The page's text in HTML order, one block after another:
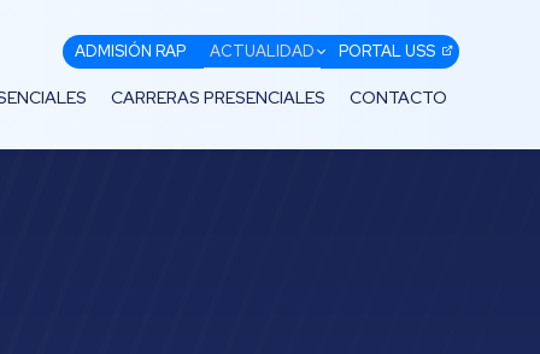
ADMISIÓN RAP ACTUALIDAD PORTAL USS
CARRERAS PRESENCIALES CONTACTO